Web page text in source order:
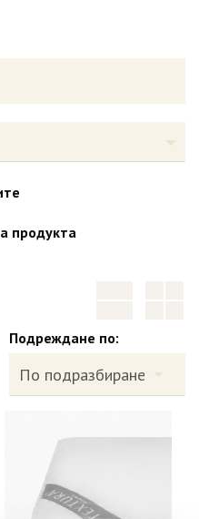
продукта
Подреждане по: